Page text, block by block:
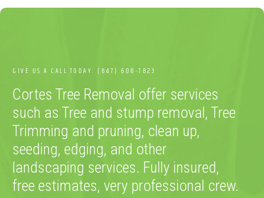
GIVE US A CALL TODAY: (847) 608-7823
Cortes Tree Removal offer services
such as Tree and stump removal, Tree
Trimming and pruning, clean up,
seeding, edging, and other
landscaping services. Fully insured,
free estimates, very professional crew.